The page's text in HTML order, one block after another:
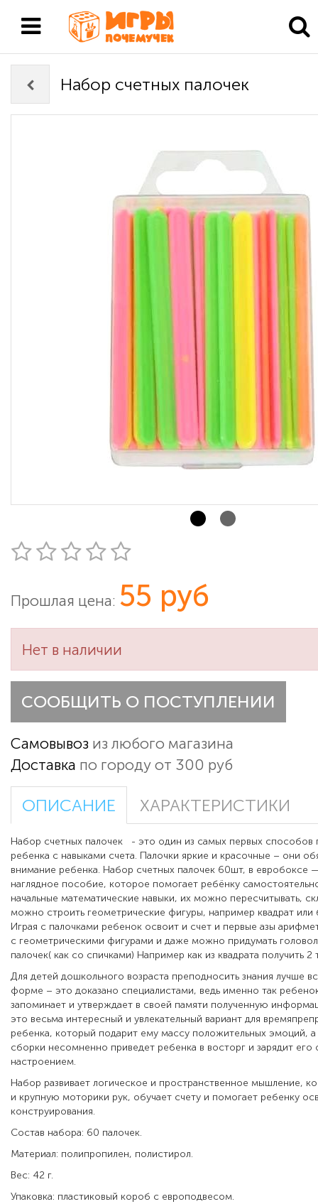
Набор счетных палочек
Прошлая цена: 55 руб
Нет в наличии
СООБЩИТЬ О ПОСТУПЛЕНИИ
Самовывоз из любого магазина
Доставка по городу от 300 руб
ОПИСАНИЕ ХАРАКТЕРИСТИКИ
Набор счетных палочек - это один из самых первых способов
ребенка с навыками счета. Палочки яркие и красочные – они
внимание ребенка. Набор счетных палочек 60шт, в евробоксе
наглядное пособие, которое помогает ребёнку
начальные математические навыки, их можно пересчитывать,
можно строить геометрические фигуры, например квадрат
Играя с палочками ребенок освоит и счет и первые азы
с геометрическими фигурами и даже можно придумать
палочек( как со спичками) Например как из квадрата получить 2
Для детей дошкольного возраста преподносить знания лучше
форме – это доказано специалистами, ведь именно так
запоминает и утверждает в своей памяти полученную
это весьма интересный и увлекательный вариант для
ребенка, который подарит ему массу положительных эмоций,
сборки несомненно приведет ребенка в восторг и зарядит его
настроением.
Набор развивает логическое и пространственное мышление,
и крупную моторики рук, обучает счету и помогает ребенку
конструирования.
Состав набора: 60 палочек.
Материал: полипропилен, полистирол.
Вес: 42 г.
Упаковка: пластиковый короб с европодвесом.